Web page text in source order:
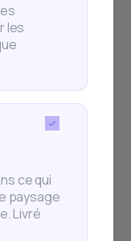
chercheurs
de
privées
les
ce qui
paysage
Livré